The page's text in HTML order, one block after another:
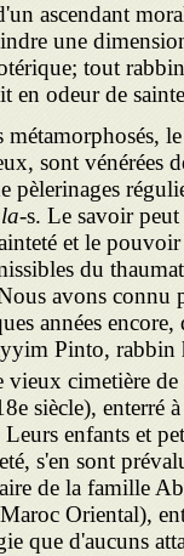
ascendant
une
tout
en odeur de
métamorphosés,
sont vénérées
pèlerinages
s. Le savoir
et le
du
avons connu
années
Pinto, rabbin
vieux cimetière
siècle), enterré
enfants et
s'en sont
de la famille
Oriental),
que d'aucuns